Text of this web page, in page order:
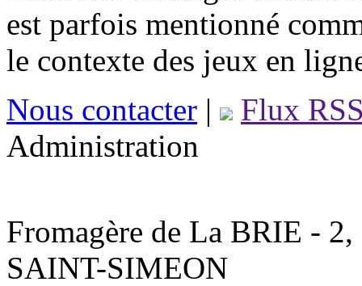
est parfois mentionné
le contexte des jeux en
Nous contacter |
Flux
Administration
Fromagère de La BRIE -
SAINT-SIMEON